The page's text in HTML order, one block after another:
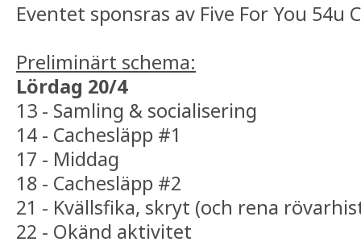
Eventet sponsras av Five For You 54u
Preliminärt schema:
Lördag 20/4
13 - Samling & socialisering
14 - Cachesläpp #1
17 - Middag
18 - Cachesläpp #2
21 - Kvällsfika, skryt (och rena
22 - Okänd aktivitet